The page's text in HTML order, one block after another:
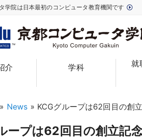
学院は日本最初のコンピュータ教育機関です
TM
介 学科
就
» News » KCGグループは62回目の創
ープは62回目の創立記